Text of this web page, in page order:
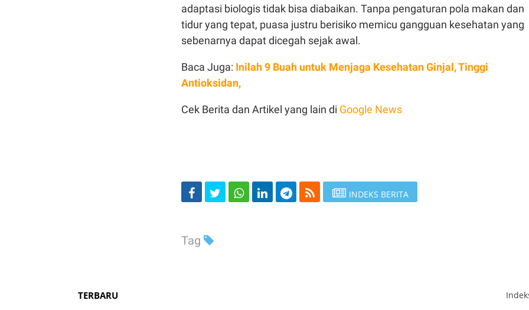
adaptasi biologis tidak bisa diabaikan. Tanpa pengaturan pola makan dan
tidur yang tepat, puasa justru berisiko memicu gangguan kesehatan yang
sebenarnya dapat dicegah sejak awal.
Baca Juga: Inilah 9 Buah untuk Menjaga Kesehatan Ginjal, Tinggi
Antioksidan,
Cek Berita dan Artikel yang lain di Google News
INDEKS BERITA
Tag
TERBARU